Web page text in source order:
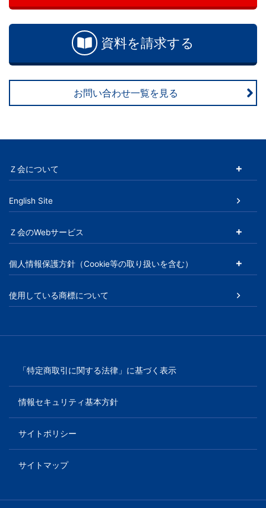
社
人
通
信
教
育
を
と
し
た
ョ
ン
資料を請求する
お問い合わせ一覧を見る
Ｚ会について
English Site
Ｚ会のWebサービス
個人情報保護方針（Cookie等の取り扱いを含む）
使用している商標について
「特定商取引に関する法律」に基づく表示
情報セキュリティ基本方針
サイトポリシー
サイトマップ